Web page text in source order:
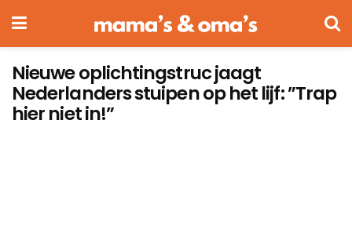
Nieuwe oplichtingstruc jaagt
Nederlanders stuipen op het lijf: ”Trap
hier niet in!”